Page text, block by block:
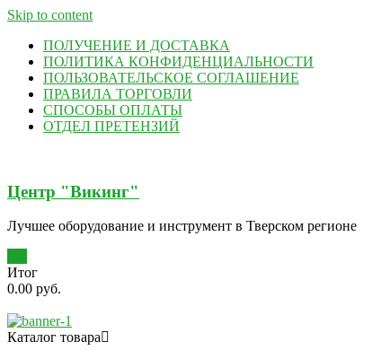
Skip to content
ПОЛУЧЕНИЕ И ДОСТАВКА
ПОЛИТИКА КОНФИДЕНЦИАЛЬНОСТИ
ПОЛЬЗОВАТЕЛЬСКОЕ СОГЛАШЕНИЕ
ПРАВИЛА ТОРГОВЛИ
СПОСОБЫ ОПЛАТЫ
ОТДЕЛ ПРЕТЕНЗИЙ
Центр "Викинг"
Лучшее оборудование и инструмент в Тверском регионе
Итог
0.00 руб.
Каталог товара